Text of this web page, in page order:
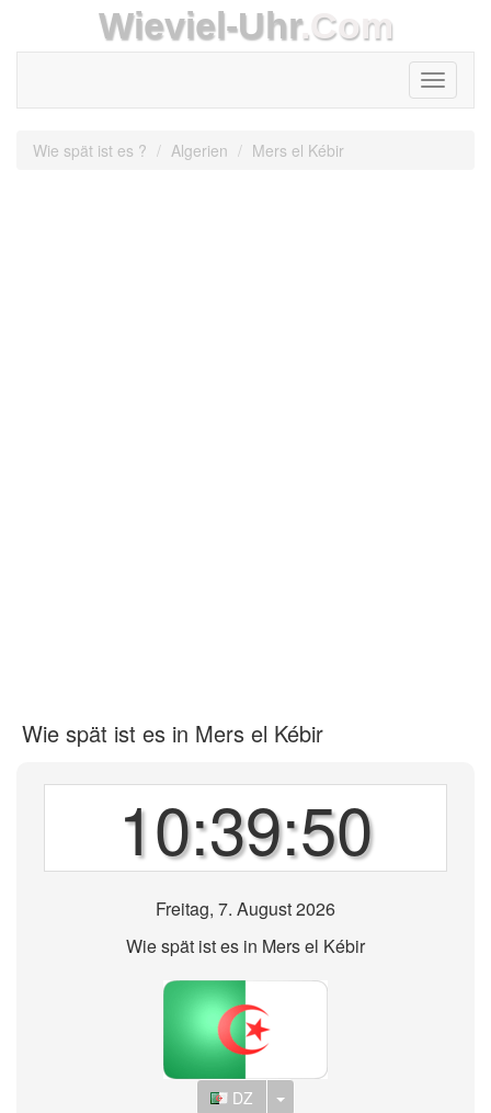
Wieviel-Uhr.Com
Toggle
Wie spät ist es ? Algerien Mers el Kébir
Wie spät ist es in Mers el Kébir
10:39:50
Freitag, 7. August 2026
Wie spät ist es in Mers el Kébir
DZ Toggle Dropdown